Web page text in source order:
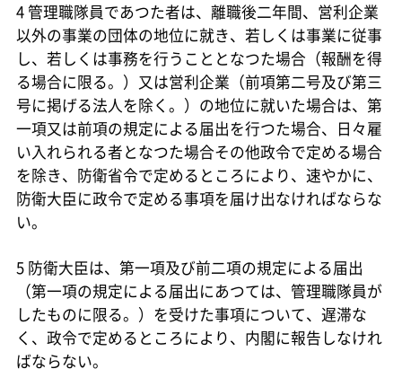
4 管理職隊員であつた者は、離職後二年間、営利企業
以外の事業の団体の地位に就き、若しくは事業に従事
し、若しくは事務を行うこととなつた場合（報酬を得
る場合に限る。）又は営利企業（前項第二号及び第三
号に掲げる法人を除く。）の地位に就いた場合は、第
一項又は前項の規定による届出を行つた場合、日々雇
い入れられる者となつた場合その他政令で定める場合
を除き、防衛省令で定めるところにより、速やかに、
防衛大臣に政令で定める事項を届け出なければならな
い。
5 防衛大臣は、第一項及び前二項の規定による届出
（第一項の規定による届出にあつては、管理職隊員が
したものに限る。）を受けた事項について、遅滞な
く、政令で定めるところにより、内閣に報告しなけれ
ばならない。